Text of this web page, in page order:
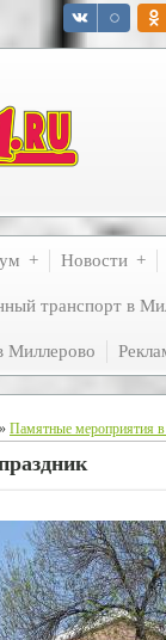
Новости
транспорт в
Миллерово
» Памятные мероприятия